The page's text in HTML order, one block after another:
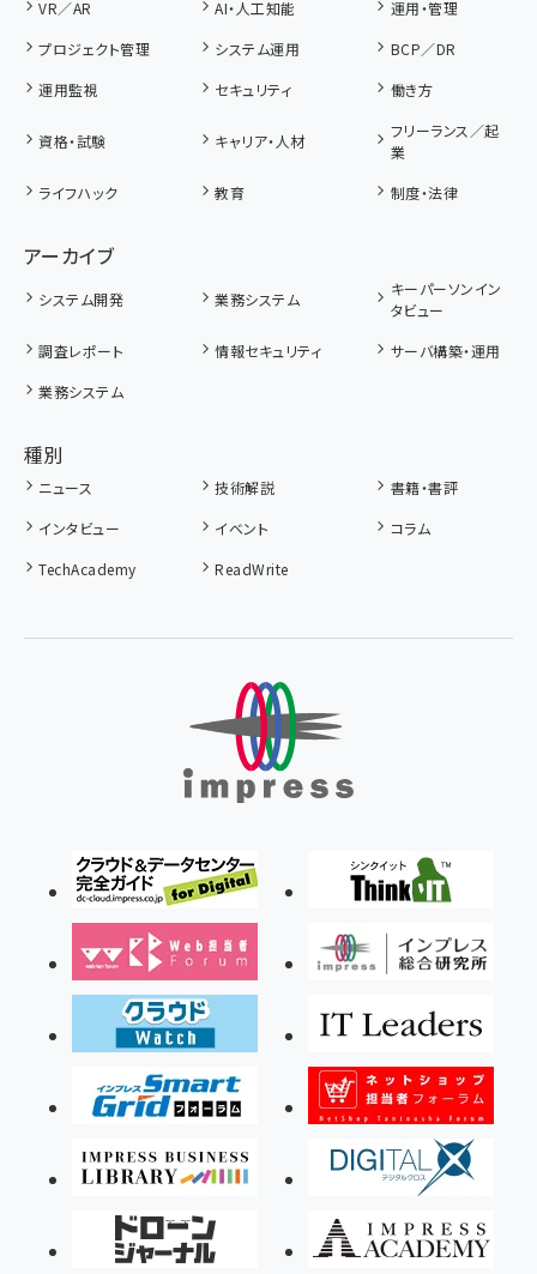
VR／AR
AI・人工知能
運用・管理
プロジェクト管理
システム運用
BCP／DR
運用監視
セキュリティ 働き方
資格・試験 キャリア・人材
フリーランス／起
業
ライフハック
教育 制度・法律
アーカイブ
システム開発 業務システム
キーパーソンイン
タビュー
調査レポート
情報セキュリティ
サーバ構築・運用
業務システム
種別
ニュース 技術解説
書籍・書評
インタビュー
イベント
コラム
TechAcademy
ReadWrite